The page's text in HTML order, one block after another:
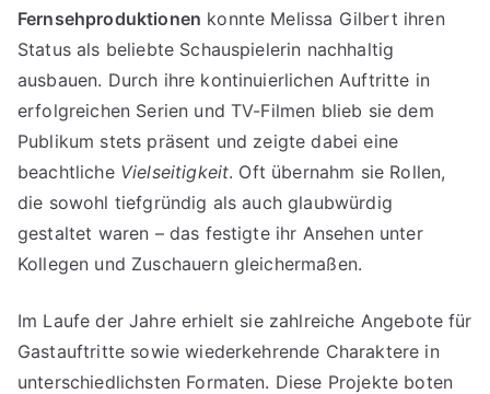
Fernsehproduktionen konnte Melissa Gilbert ihren
Status als beliebte Schauspielerin nachhaltig
ausbauen. Durch ihre kontinuierlichen Auftritte in
erfolgreichen Serien und TV-Filmen blieb sie dem
Publikum stets präsent und zeigte dabei eine
beachtliche Vielseitigkeit. Oft übernahm sie Rollen,
die sowohl tiefgründig als auch glaubwürdig
gestaltet waren – das festigte ihr Ansehen unter
Kollegen und Zuschauern gleichermaßen.
Im Laufe der Jahre erhielt sie zahlreiche Angebote für
Gastauftritte sowie wiederkehrende Charaktere in
unterschiedlichsten Formaten. Diese Projekte boten